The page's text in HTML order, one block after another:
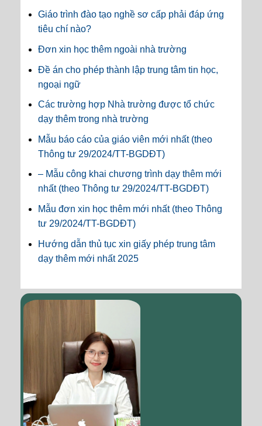
Giáo trình đào tạo nghề sơ cấp phải đáp ứng
tiêu chí nào?
Đơn xin học thêm ngoài nhà trường
Đề án cho phép thành lập trung tâm tin học,
ngoại ngữ
Các trường hợp Nhà trường được tổ chức
dạy thêm trong nhà trường
Mẫu báo cáo của giáo viên mới nhất (theo
Thông tư 29/2024/TT-BGDĐT)
– Mẫu công khai chương trình dạy thêm mới
nhất (theo Thông tư 29/2024/TT-BGDĐT)
Mẫu đơn xin học thêm mới nhất (theo Thông
tư 29/2024/TT-BGDĐT)
Hướng dẫn thủ tục xin giấy phép trung tâm
dạy thêm mới nhất 2025